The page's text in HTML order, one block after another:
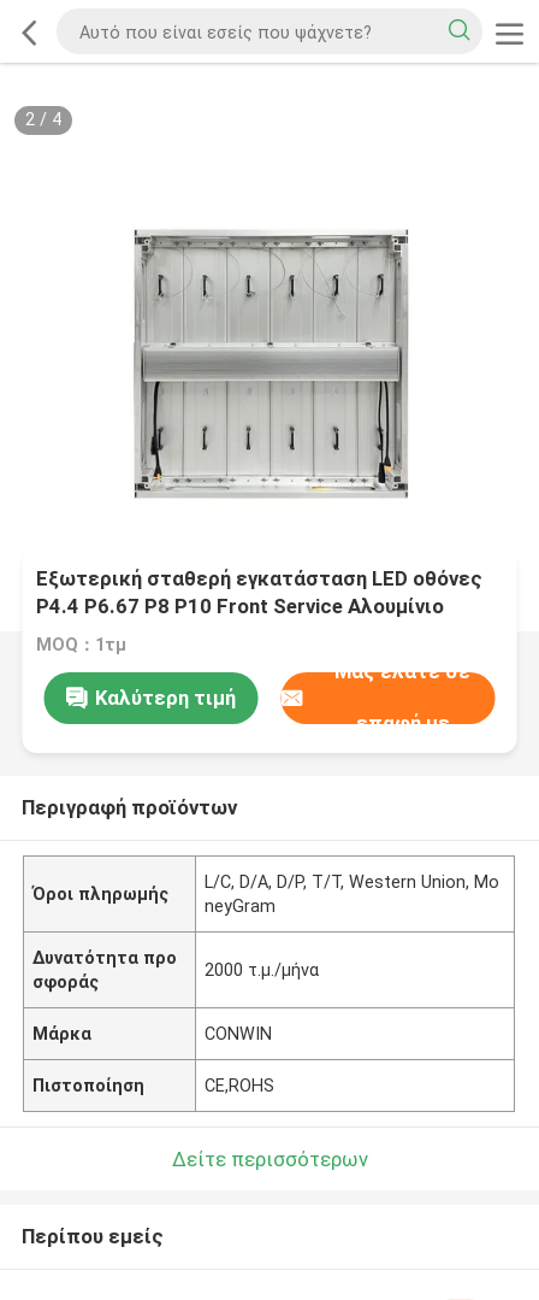
2/ 4
Εξωτερική σταθερή εγκατάσταση LED οθόνες
P4.4 P6.67 P8 P10 Front Service Αλουμίνιο
εξοικονόμηση ενέργειας 960X960Mm LED Video
Wall IP66
MOQ：1τμ
Καλύτερη τιμή
Μας ελάτε σε
επαφή με
Περιγραφή προϊόντων
Όροι πληρωμής
L/C, D/A, D/P, T/T, Western Union, Mo
neyGram
Δυνατότητα προ
σφοράς
2000 τ.μ./μήνα
Μάρκα CONWIN
Πιστοποίηση CE,ROHS
Δείτε περισσότερων
Περίπου εμείς